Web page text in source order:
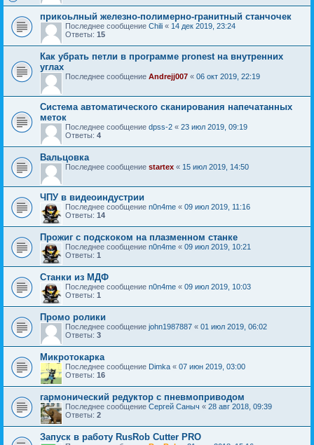
прикоьлный железно-полимерно-гранитный станчочек
Последнее сообщение Chili « 14 дек 2019, 23:24
Ответы: 15
Как убрать петли в программе pronest на внутренних
углах
Последнее сообщение Andrejj007 « 06 окт 2019, 22:19
Система автоматического сканирования напечатанных
меток
Последнее сообщение dpss-2 « 23 июл 2019, 09:19
Ответы: 4
Вальцовка
Последнее сообщение startex « 15 июл 2019, 14:50
ЧПУ в видеоиндустрии
Последнее сообщение n0n4me « 09 июл 2019, 11:16
Ответы: 14
Прожиг с подскоком на плазменном станке
Последнее сообщение n0n4me « 09 июл 2019, 10:21
Ответы: 1
Станки из МДФ
Последнее сообщение n0n4me « 09 июл 2019, 10:03
Ответы: 1
Промо ролики
Последнее сообщение john1987887 « 01 июл 2019, 06:02
Ответы: 3
Микротокарка
Последнее сообщение Dimka « 07 июн 2019, 03:00
Ответы: 16
гармонический редуктор с пневмоприводом
Последнее сообщение Сергей Саныч « 28 авг 2018, 09:39
Ответы: 2
Запуск в работу RusRob Cutter PRO